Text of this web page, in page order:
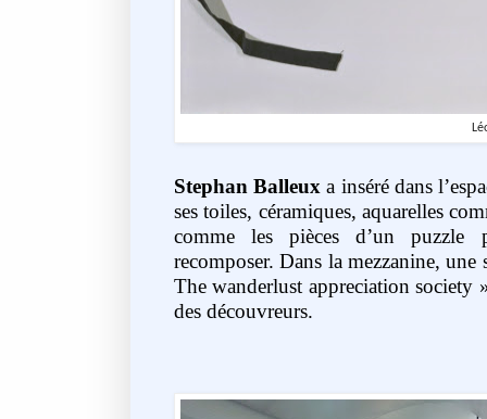
Stephan Balleux a inséré dans
ses toiles, céramiques, aquarelles
comme les pièces d’un puzzle
recomposer.Dans la mezzanine,
The wanderlust appreciation society
des découvreurs.